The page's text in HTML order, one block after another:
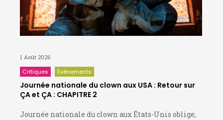
1 Août 2026
Critiques Événements
Journée nationale du clown aux USA : Retour sur
ÇA et ÇA : CHAPITRE 2
Journée nationale du clown aux États-Unis oblige,